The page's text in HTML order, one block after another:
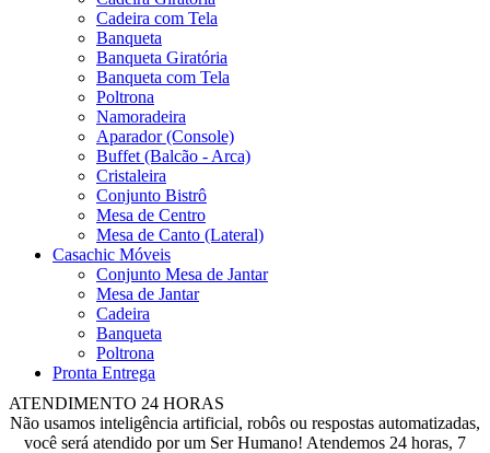
Cadeira com Tela
Banqueta
Banqueta Giratória
Banqueta com Tela
Poltrona
Namoradeira
Aparador (Console)
Buffet (Balcão - Arca)
Cristaleira
Conjunto Bistrô
Mesa de Centro
Mesa de Canto (Lateral)
Casachic Móveis
Conjunto Mesa de Jantar
Mesa de Jantar
Cadeira
Banqueta
Poltrona
Pronta Entrega
ATENDIMENTO 24 HORAS
Não usamos inteligência artificial, robôs ou respostas automatizadas,
você será atendido por um Ser Humano! Atendemos 24 horas, 7